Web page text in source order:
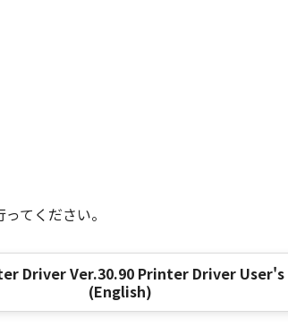
は、本契約書の終了後も効力を有しま
エンドユーザーである場合、以下の規定
2.101 (Oct 1995), consisting of
terms are used in 48 C.F.R. 12.212
1995), all U.S. Government End
is Canon Inc./30-2, Shimomaruko 3-
他の条項は完全に有効に存続するものと
てください。
Driver Ver.30.90 Printer Driver
(English)